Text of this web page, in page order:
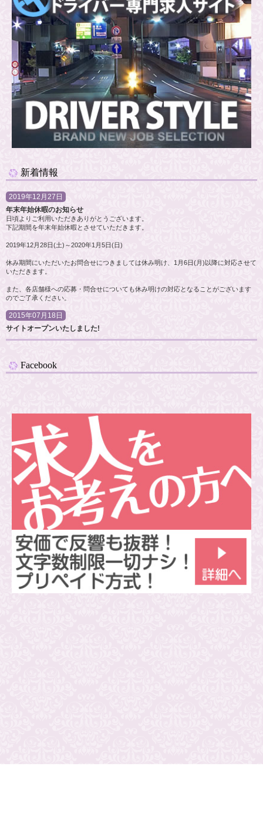
新着情報
2019年12月27日
年末年始休暇のお知らせ
日頃よりご利用いただきありがとうございます。
下記期間を年末年始休暇とさせていただきます。
2019年12月28日(土)～2020年1月5日(日)
休み期間にいただいたお問合せにつきましては休み明け、1月6日(月)以降に対応させて
いただきます。
また、各店舗様への応募・問合せについても休み明けの対応となることがございます
のでご了承ください。
2015年07月18日
サイトオープンいたしました!
Facebook